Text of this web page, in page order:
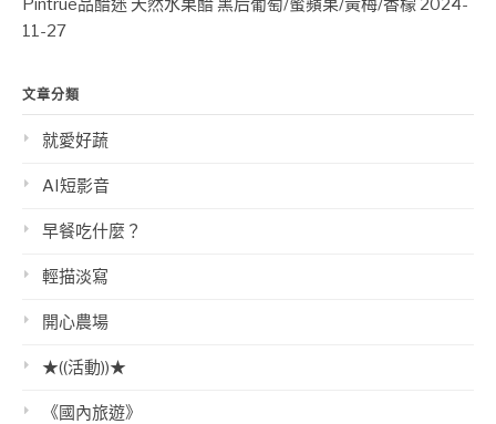
11-27
文章分類
就愛好蔬
AI短影音
早餐吃什麼？
輕描淡寫
開心農場
★((活動))★
《國內旅遊》